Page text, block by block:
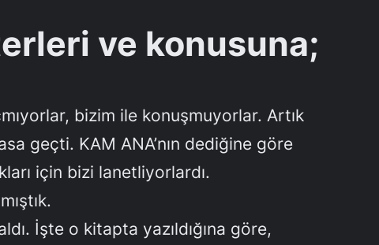
ve konusuna;
bizim ile konuşmuyorlar. Artık
geçti. KAM ANA’nın dediğine göre
için bizi lanetliyorlardı.
İşte o kitapta yazıldığına göre,